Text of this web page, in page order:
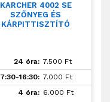
KARCHER 4002 SE
SZŐNYEG ÉS
KÁRPITTISZTÍTÓ
24 óra: 7.500 Ft
7:30-16:30: 7.000 Ft
4 óra: 6.000 Ft